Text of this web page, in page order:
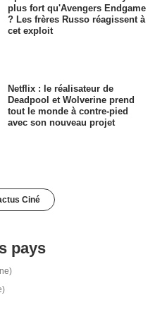
plus fort qu'Avengers Endgame
? Les frères Russo réagissent à
cet exploit
Netflix : le réalisateur de
Deadpool et Wolverine prend
tout le monde à contre-pied
avec son nouveau projet
Ciné
pays